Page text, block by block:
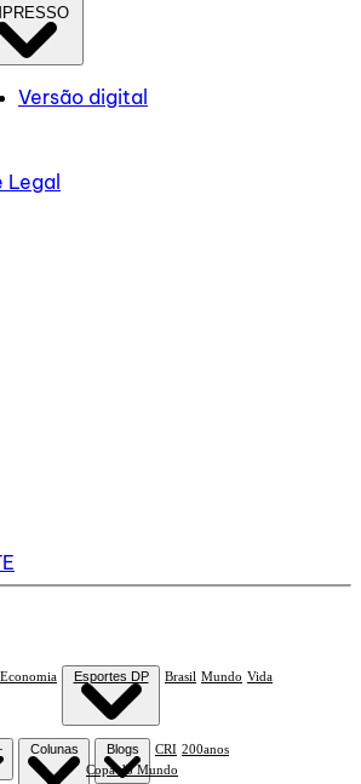
Versão digital
Legal
Economia Esportes DP
Copa do Mundo
Brasil Mundo Vida
Colunas Blogs CRI 200anos